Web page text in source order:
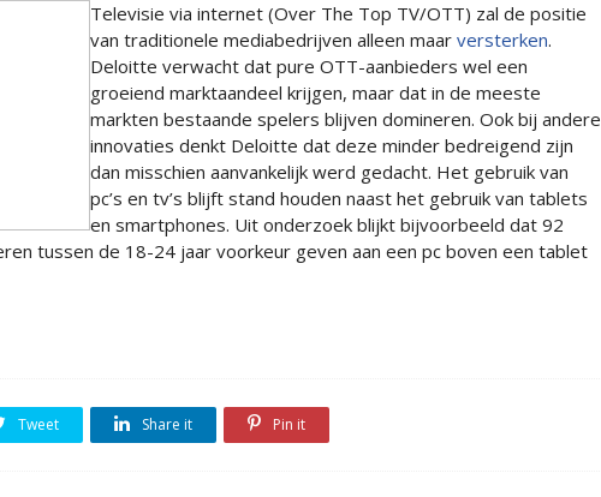
Televisie via internet (Over The Top TV/OTT) zal de positie
van traditionele mediabedrijven alleen maar versterken.
Deloitte verwacht dat pure OTT-aanbieders wel een
groeiend marktaandeel krijgen, maar dat in de meeste
markten bestaande spelers blijven domineren. Ook bij andere
innovaties denkt Deloitte dat deze minder bedreigend zijn
dan misschien aanvankelijk werd gedacht. Het gebruik van
pc’s en tv’s blijft stand houden naast het gebruik van tablets
en smartphones. Uit onderzoek blijkt bijvoorbeeld dat 92
tussen de 18-24 jaar voorkeur geven aan een pc boven een tablet
Tweet Share it Pin it